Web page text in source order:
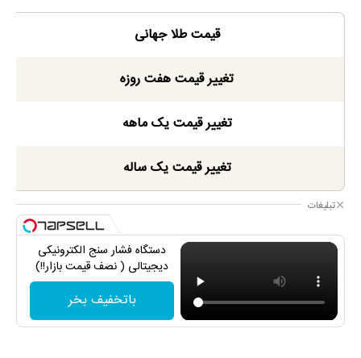
قیمت طلا جهانی
تغییر قیمت هفت روزه
تغییر قیمت یک ماهه
تغییر قیمت یک ساله
تبلیغات
دستگاه فشار سنج الکترونیکی
دیجیتالی ( نصف قیمت بازار!!)
باتخفیف بخر